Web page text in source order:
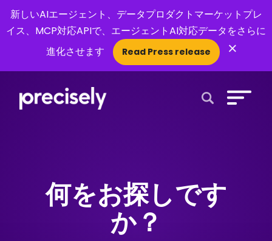
新しいAIエージェント、データプロダクトマーケットプレ
イス、MCP対応APIで、エージェントAI対応データをさらに
進化させます
Read Press release ×
何をお探しです
か？